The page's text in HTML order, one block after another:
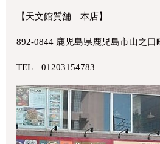
【天文館質舗 本店】
892-0844 鹿児島県鹿児島市山之
TEL 01203154783